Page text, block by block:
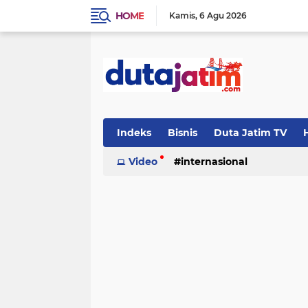
HOME Kamis 6 Agu 2026
Indeks Bisnis Duta Jatim TV
Video internasional